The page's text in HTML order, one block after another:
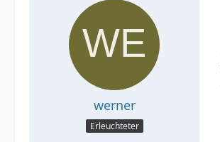
werner
Erleuchteter